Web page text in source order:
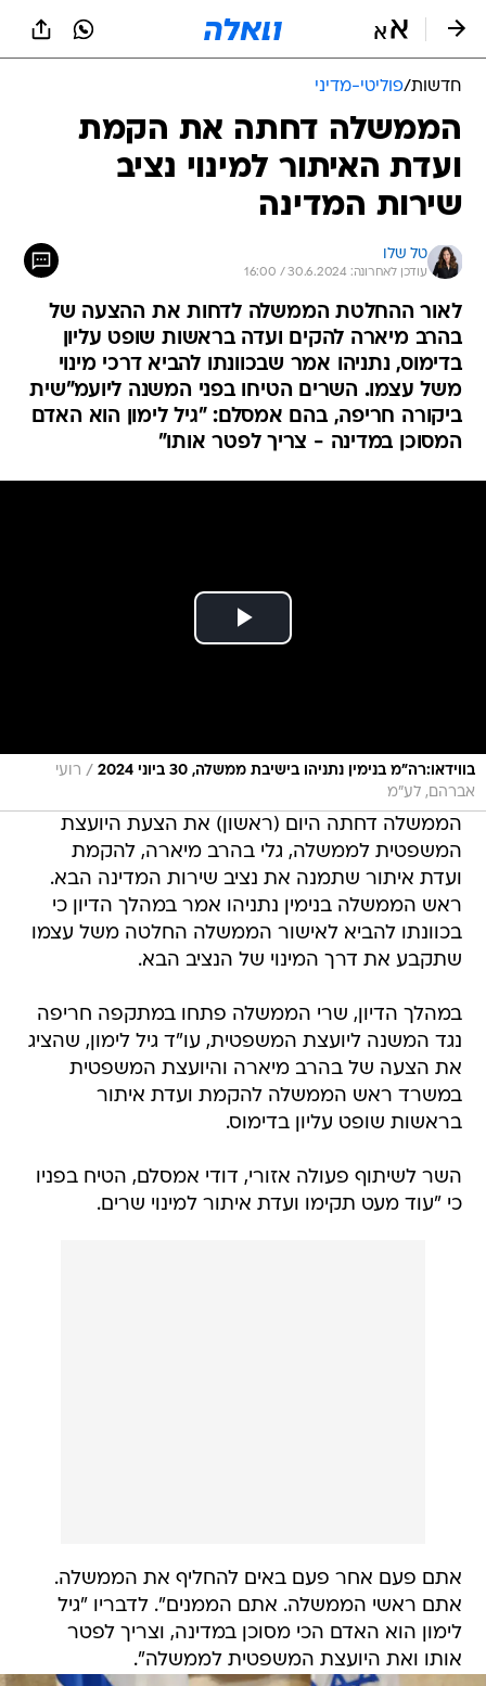
חדשות/פוליטי-מדיני
הממשלה דחתה את הקמת
ועדת האיתור למינוי נציב
שירות המדינה
טל שלו
עודכן לאחרונה: 30.6.2024 / 16:00
לאור ההחלטת הממשלה לדחות את ההצעה של
בהרב מיארה להקים ועדה בראשות שופט עליון
בדימוס, נתניהו אמר שבכוונתו להביא דרכי מינוי
משל עצמו. השרים הטיחו בפני המשנה ליועמ"שית
ביקורה חריפה, בהם אמסלם: "גיל לימון הוא האדם
המסוכן במדינה - צריך לפטר אותו"
בווידאו:רה"מ בנימין נתניהו בישיבת ממשלה, 30 ביוני 2024 / רועי
אברהם, לע"מ
הממשלה דחתה היום (ראשון) את הצעת היועצת
המשפטית לממשלה, גלי בהרב מיארה, להקמת
ועדת איתור שתמנה את נציב שירות המדינה הבא.
ראש הממשלה בנימין נתניהו אמר במהלך הדיון כי
בכוונתו להביא לאישור הממשלה החלטה משל עצמו
שתקבע את דרך המינוי של הנציב הבא.
במהלך הדיון, שרי הממשלה פתחו במתקפה חריפה
נגד המשנה ליועצת המשפטית, עו"ד גיל לימון, שהציג
את הצעה של בהרב מיארה והיועצת המשפטית
במשרד ראש הממשלה להקמת ועדת איתור
בראשות שופט עליון בדימוס.
השר לשיתוף פעולה אזורי, דודי אמסלם, הטיח בפניו
כי "עוד מעט תקימו ועדת איתור למינוי שרים.
אתם פעם אחר פעם באים להחליף את הממשלה.
אתם ראשי הממשלה. אתם הממנים". לדבריו "גיל
לימון הוא האדם הכי מסוכן במדינה, וצריך לפטר
אותו ואת היועצת המשפטית לממשלה".